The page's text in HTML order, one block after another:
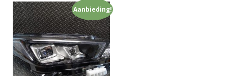
Aanbieding!